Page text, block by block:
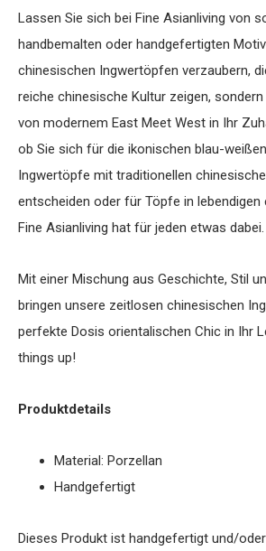
Lassen Sie sich bei Fine Asianliving von
handbemalten oder handgefertigten
chinesischen Ingwertöpfen verzaubern,
reiche chinesische Kultur zeigen,
von modernem East Meet West in Ihr
ob Sie sich für die ikonischen blau-
Ingwertöpfe mit traditionellen
entscheiden oder für Töpfe in lebendigen
Fine Asianliving hat für jeden etwas dabei.
Mit einer Mischung aus Geschichte, Stil
bringen unsere zeitlosen chinesischen
perfekte Dosis orientalischen Chic in Ihr
things up!
Produktdetails
Material: Porzellan
Handgefertigt
Dieses Produkt ist handgefertigt und/